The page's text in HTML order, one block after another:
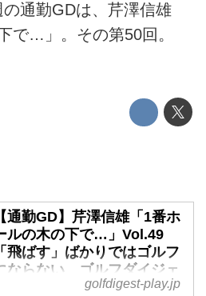
通勤GDは、芹澤信雄
で…」。その第50回。
【通勤GD】芹澤信雄「1番ホ
ルの木の下で…」Vol.49
「飛ばす」ばかりではゴルフ
ならない ゴルフダイジェ
ストWEB - ゴルフへ行こう
golfdigest-play.jp